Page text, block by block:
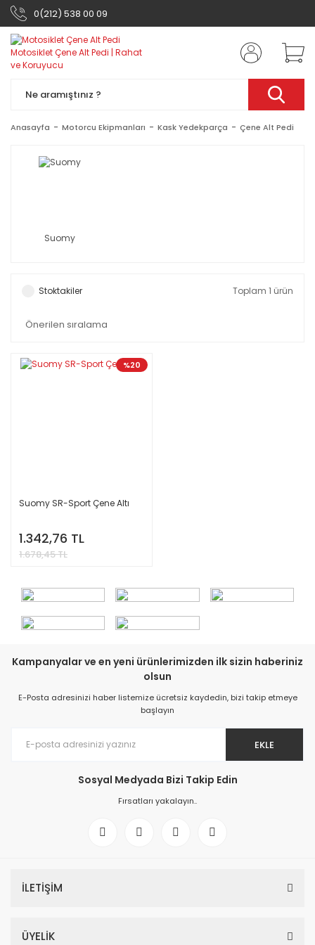
0(212) 538 00 09
Anasayfa Motorcu Ekipmanları Kask Yedekparça Çene Alt Pedi
Suomy
Stoktakiler Toplam 1 ürün
%20
Suomy SR-Sport Çene Altı
1.342,76 TL
1.678,45 TL
Kampanyalar ve en yeni ürünlerimizden ilk sizin haberiniz
olsun
E-Posta adresinizi haber listemize ücretsiz kaydedin, bizi takip etmeye
başlayın
EKLE
Sosyal Medyada Bizi Takip Edin
Fırsatları yakalayın..
İLETİŞİM
ÜYELİK